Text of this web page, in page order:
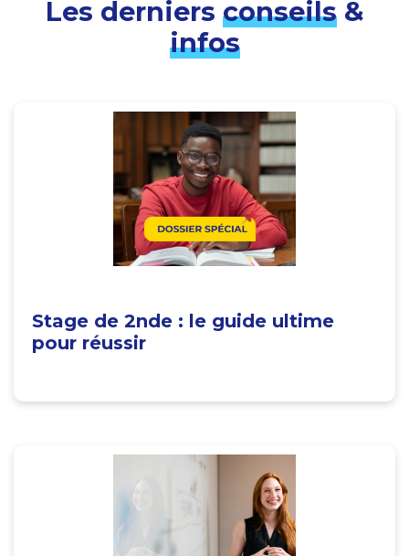
Les derniers conseils&
infos
Stage de 2nde : le guide ultime
pour réussir